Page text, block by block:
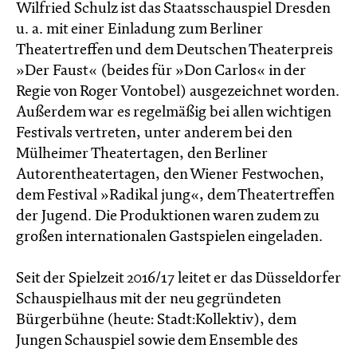
Wilfried Schulz ist das Staatsschauspiel Dresden
u. a. mit einer Einladung zum Berliner
Theatertreffen und dem Deutschen Theaterpreis
»Der Faust« (beides für »Don Carlos« in der
Regie von Roger Vontobel) ausgezeichnet worden.
Außerdem war es regelmäßig bei allen wichtigen
Festivals vertreten, unter anderem bei den
Mülheimer Theatertagen, den Berliner
Autorentheatertagen, den Wiener Festwochen,
dem Festival »Radikal jung«, dem Theatertreffen
der Jugend. Die Produktionen waren zudem zu
großen internationalen Gastspielen eingeladen.
Seit der Spielzeit 2016/17 leitet er das Düsseldorfer
Schauspielhaus mit der neu gegründeten
Bürgerbühne (heute: Stadt:Kollektiv), dem
Jungen Schauspiel sowie dem Ensemble des